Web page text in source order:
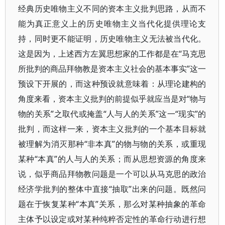
经典历史唯物主义不同的资本主义批判思路，从而不
能为真正意义上的历史唯物主义当代化提供理论支
持，同时更不能证明，历史唯物主义无法被当代化。
这是因为，上述西方左翼思想家的工作都是在“马克思
所批判的商品拜物教是资本主义社会的基本事实”这一
预设下开展的，而这种预设就意味着：从理论建构的
角度来看，资本主义批判的前提似乎就应当是对“物与
物的关系”之取代或掩盖“人与人的关系”这一“现实”的
批判，而这样一来，资本主义批判的一个基本目标就
被理解为消灭那种“非本真”的物与物的关系，或重现
某种“本真”的人与人的关系；而从思想资源的角度来
说，似乎商品拜物教问题是一个可以从马克思的政治
经济学批判的整体中直接“抽取”出来的问题。既然问
题在于恢复某种“本真”关系，那么对某种抽象的革命
主体予以设定或对某种纯粹否定性的革命行动进行想